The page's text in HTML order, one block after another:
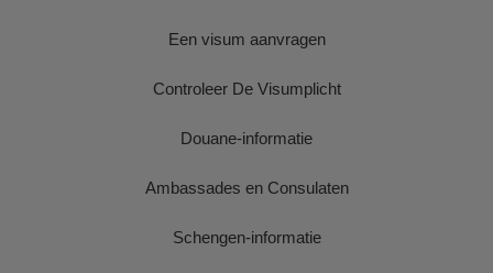
Een visum aanvragen
Controleer De Visumplicht
Douane-informatie
Ambassades en Consulaten
Schengen-informatie